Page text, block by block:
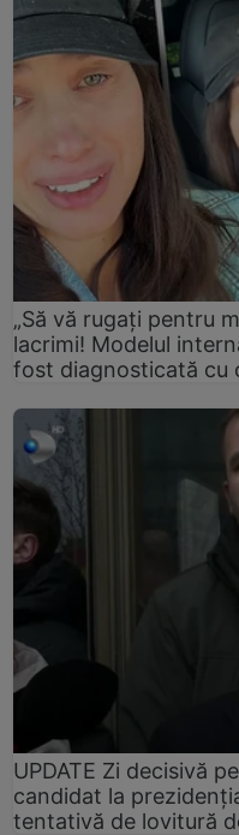
„Să vă rugați pentru
lacrimi! Modelul
fost diagnosticată cu
UPDATE Zi decisivă
candidat la
tentativă de lovitură